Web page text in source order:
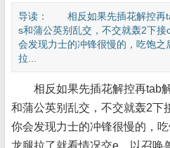
导读： 相反如果先插花解控再
s和蒲公英别乱交，不交就轰2下
会发现力士的冲锋很慢的，吃饱之
拉...
相反如果先插花解控再tab
和蒲公英别乱交，不交就轰2下
你会发现力士的冲锋很慢的，
龙腿拉了就看情况交e，以召唤